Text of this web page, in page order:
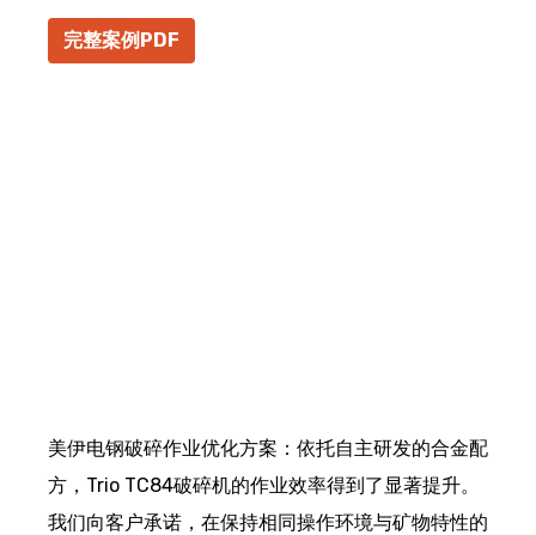
完整案例PDF
美伊电钢破碎作业优化方案：依托自主研发的合金配
方，Trio TC84破碎机的作业效率得到了显著提升。
我们向客户承诺，在保持相同操作环境与矿物特性的